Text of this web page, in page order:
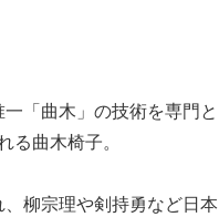
「曲木」の技術を専門と
る曲木椅子。
柳宗理や剣持勇など日本